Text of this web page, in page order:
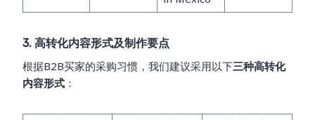
3. 高转化内容形式及制作要点
根据B2B买家的采购习惯，我们建议采用以下三种高转化
内容形式 ：